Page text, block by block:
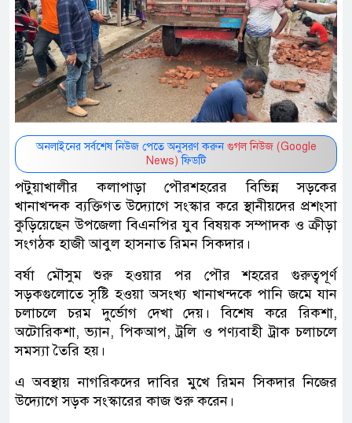
অনলাইনের সর্বশেষ নিউজ পেতে অনুসরণ করুন গুগল নিউজ (Google
News) ফিডটি
পটুয়াখালীর কলাপাড়া পৌরশহরের বিভিন্ন সড়কের
খানাখন্দক ব্যক্তিগত উদ্যোগে সংস্কার করে স্থানীয়দের প্রশংসা
কুড়িয়েছেন উপজেলা বিএনপির যুব বিষয়ক সম্পাদক ও ক্রীড়া
সংগঠক হাজী আবুল হাসনাত রিমন সিকদার।
বর্ষা মৌসুম শুরু হওয়ার পর পৌর শহরের গুরুত্বপূর্ণ
সড়কগুলোতে সৃষ্টি হওয়া অসংখ্য খানাখন্দকে পানি জমে যান
চলাচলে চরম দুর্ভোগ দেখা দেয়। বিশেষ করে রিকশা,
অটোরিকশা, ভ্যান, পিকআপ, ট্রলি ও পণ্যবাহী ট্রাক চলাচলে
সমস্যা তৈরি হয়।
এ অবস্থায় নাগরিকদের দাবির মুখে রিমন সিকদার নিজের
উদ্যোগে সড়ক সংস্কারের কাজ শুরু করেন।